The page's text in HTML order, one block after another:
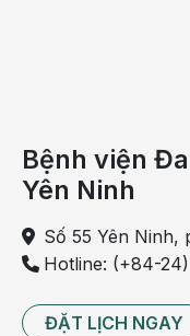
Bệnh viện
Yên Ninh
Số 55 Yên Ninh,
Hotline: (+84-
ĐẶT LỊCH NGAY